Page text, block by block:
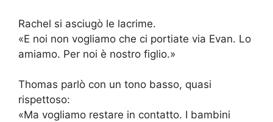
Rachel si asciugò le lacrime.
«E noi non vogliamo che ci portiate via Evan. Lo
amiamo. Per noi è nostro figlio.»
Thomas parlò con un tono basso, quasi
rispettoso:
«Ma vogliamo restare in contatto. I bambini